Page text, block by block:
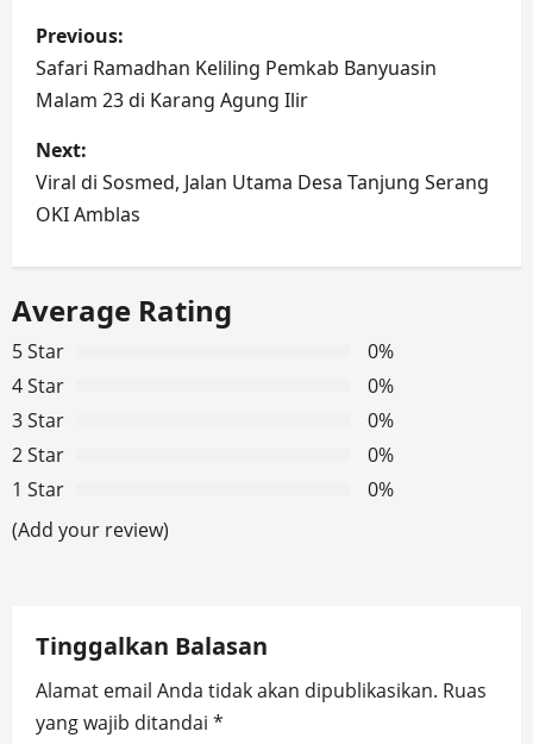
P
o
t
n
a
v
i
g
a
t
o
n
Previous:
Safari Ramadhan Keliling Pemkab Banyuasin
Malam 23 di Karang Agung Ilir
Next:
Viral di Sosmed, Jalan Utama Desa Tanjung Serang
OKI Amblas
Average Rating
5 Star
0%
4 Star
0%
3 Star
0%
2 Star
0%
1 Star
0%
(Add your review)
Tinggalkan Balasan
Alamat email Anda tidak akan dipublikasikan. Ruas
yang wajib ditandai *